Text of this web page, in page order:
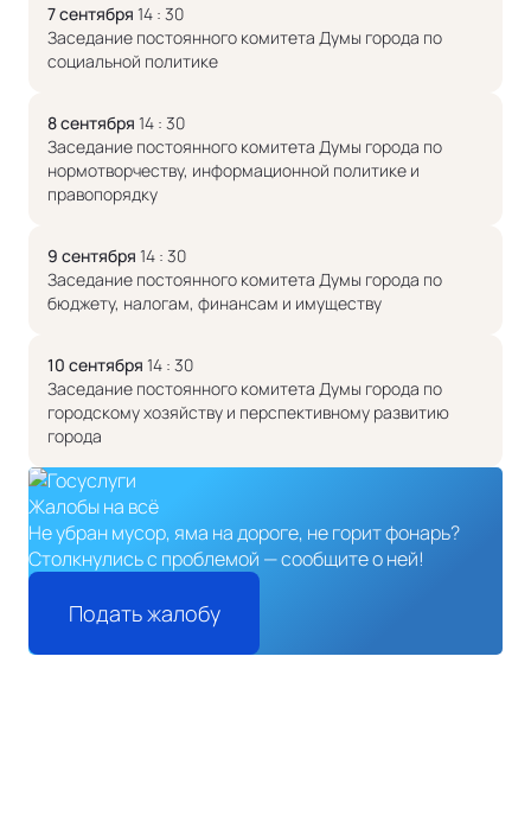
7 сентября 14 : 30
Заседание постоянного комитета Думы города по
социальной политике
8 сентября 14 : 30
Заседание постоянного комитета Думы города по
нормотворчеству, информационной политике и
правопорядку
9 сентября 14 : 30
Заседание постоянного комитета Думы города по
бюджету, налогам, финансам и имуществу
10 сентября 14 : 30
Заседание постоянного комитета Думы города по
городскому хозяйству и перспективному развитию
города
Жалобы на всё
Не убран мусор, яма на дороге, не горит фонарь?
Столкнулись с проблемой — сообщите о ней!
Подать жалобу